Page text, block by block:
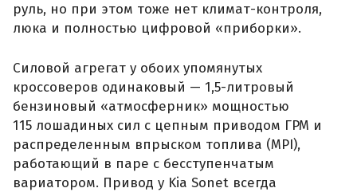
руль, но при этом тоже нет климат-контроля,
люка и полностью цифровой «приборки».
Силовой агрегат у обоих упомянутых
кроссоверов одинаковый — 1,5-литровый
бензиновый «атмосферник» мощностью
115 лошадиных сил с цепным приводом ГРМ и
распределенным впрыском топлива (MPI),
работающий в паре с бесступенчатым
вариатором. Привод у Kia Sonet всегда